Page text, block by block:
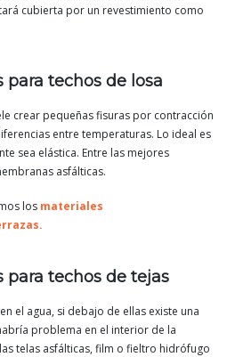
cubierta por un revestimiento como
techos de losa
crear pequeñas fisuras por contracción
entre temperaturas. Lo ideal es
sea elástica. Entre las mejores
asfálticas.
los materiales
techos de tejas
el agua, si debajo de ellas existe una
problema en el interior de la
telas asfálticas, film o fieltro hidrófugo